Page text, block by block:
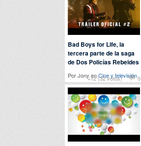
+12 (32 votos) 0
Bad Boys for Life, la
tercera parte de la saga
de Dos Policías Rebeldes
Por Jony enCine y televisión